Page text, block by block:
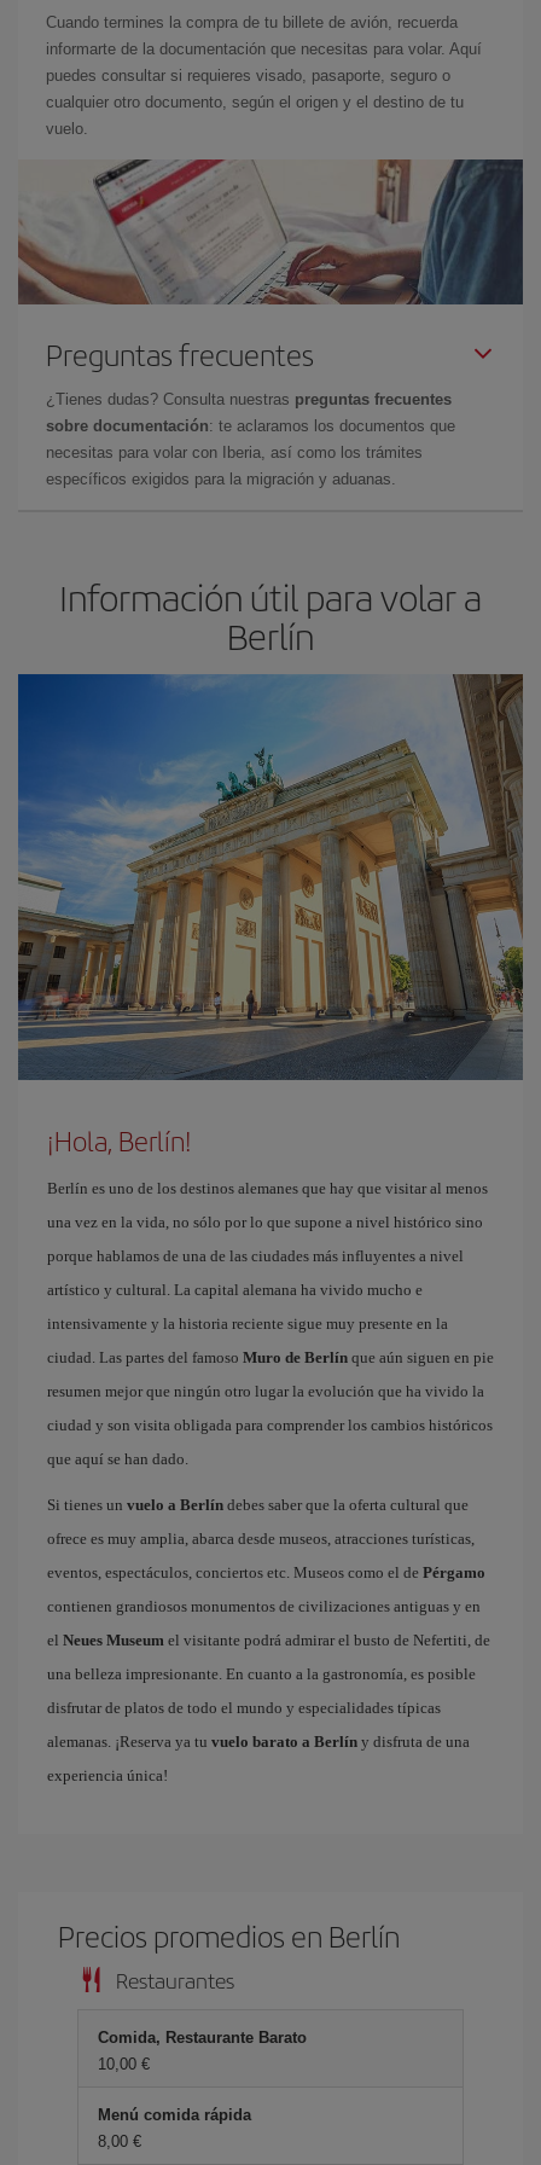
Cuando termines la compra de tu billete de avión, recuerda
informarte de la documentación que necesitas para volar. Aquí
puedes consultar si requieres visado, pasaporte, seguro o
cualquier otro documento, según el origen y el destino de tu
vuelo.
Preguntas frecuentes
¿Tienes dudas? Consulta nuestras preguntas frecuentes
sobre documentación: te aclaramos los documentos que
necesitas para volar con Iberia, así como los trámites
específicos exigidos para la migración y aduanas.
Información útil para volar a
Berlín
¡Hola, Berlín!
Berlín es uno de los destinos alemanes que hay que visitar al menos
una vez en la vida, no sólo por lo que supone a nivel histórico sino
porque hablamos de una de las ciudades más influyentes a nivel
artístico y cultural. La capital alemana ha vivido mucho e
intensivamente y la historia reciente sigue muy presente en la
ciudad. Las partes del famoso Muro de Berlín que aún siguen en pie
resumen mejor que ningún otro lugar la evolución que ha vivido la
ciudad y son visita obligada para comprender los cambios históricos
que aquí se han dado.
Si tienes un vuelo a Berlín debes saber que la oferta cultural que
ofrece es muy amplia, abarca desde museos, atracciones turísticas,
eventos, espectáculos, conciertos etc. Museos como el de Pérgamo
contienen grandiosos monumentos de civilizaciones antiguas y en
el Neues Museum el visitante podrá admirar el busto de Nefertiti, de
una belleza impresionante. En cuanto a la gastronomía, es posible
disfrutar de platos de todo el mundo y especialidades típicas
alemanas. ¡Reserva ya tu vuelo barato a Berlín y disfruta de una
experiencia única!
Precios promedios en Berlín
Restaurantes
Comida, Restaurante Barato
10,00 €
Menú comida rápida
8,00 €